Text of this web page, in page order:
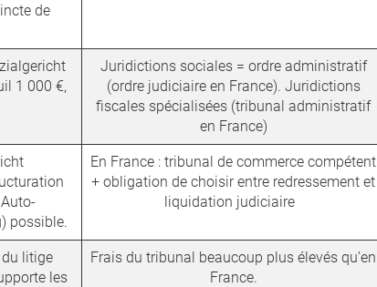
de
1 000 €,
Juridictions sociales = ordre administratif
(ordre judiciaire en France). Juridictions
fiscales spécialisées (tribunal administratif
en France)
possible.
En France : tribunal de commerce compétent
+ obligation de choisir entre redressement et
liquidation judiciaire
litige
les
Frais du tribunal beaucoup plus élevés qu’en
France.